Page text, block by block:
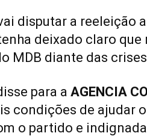
disputar a reeleição
deixado claro
MDB diante das
para a AGENCIA
condições de ajudar
o partido e